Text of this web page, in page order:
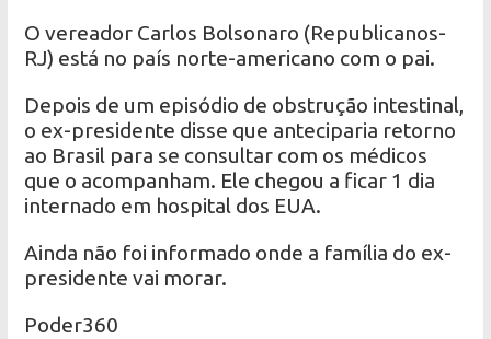
O vereador Carlos Bolsonaro (Republicanos-
RJ) está no país norte-americano com o pai.
Depois de um episódio de obstrução intestinal,
o ex-presidente disse que anteciparia retorno
ao Brasil para se consultar com os médicos
que o acompanham. Ele chegou a ficar 1 dia
internado em hospital dos EUA.
Ainda não foi informado onde a família do ex-
presidente vai morar.
Poder360